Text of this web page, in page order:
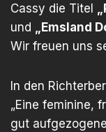
Cassy die Titel
und
„Emsland
Wir freuen uns
In den
„Eine feminine,
gut